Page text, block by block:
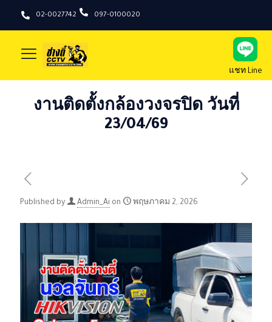
02-0027742 097-0100020
แชท Line
งานติดตั้งกล้องวงจรปิด วันที่
23/04/69
Published by Admin_Ai on พฤษภาคม 2, 2026